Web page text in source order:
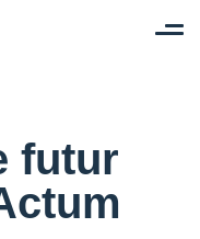
futur